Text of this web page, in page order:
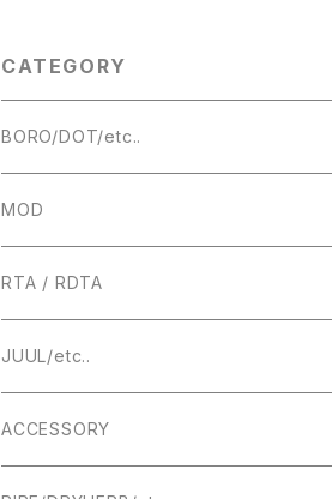
【high end RTA】【ハイ
電子タバコ クローン ア
CATEGORY
BORO/DOT/etc..
RBA
BOROTANK
MOD
TECHNICAL
Authentic DNA Evolve chipset
MECHANICAL / HYBRID
TUBE MOD
BOX MOD
HIGHEND
RTA / RDTA
22MM
23MM
JUUL/etc..
ACCESSORY